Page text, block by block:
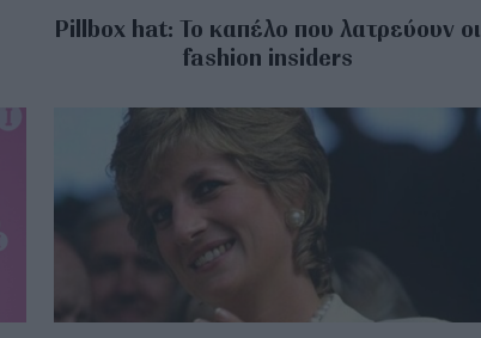
Pillbox hat: Το καπέλο που λατρεύουν οι
fashion insiders